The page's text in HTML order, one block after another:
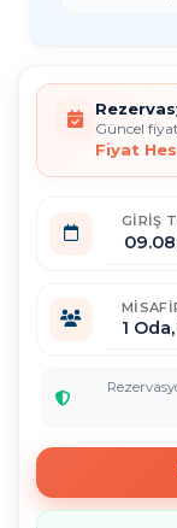
Güncel
Fiyat
GIRIŞ
1 Oda,